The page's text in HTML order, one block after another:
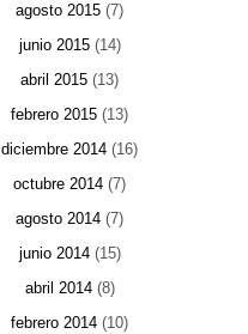
agosto 2015 (7)
junio 2015(14)
abril 2015 (13)
febrero 2015 (13)
diciembre 2014 (16)
octubre 2014 (7)
agosto 2014 (7)
junio 2014(15)
abril 2014(8)
febrero 2014 (10)